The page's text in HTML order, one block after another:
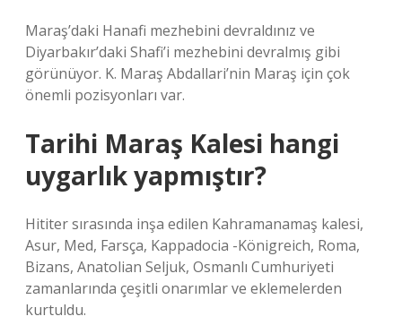
Maraş’daki Hanafi mezhebini devraldınız ve
Diyarbakır’daki Shafi’i mezhebini devralmış gibi
görünüyor. K. Maraş Abdallari’nin Maraş için çok
önemli pozisyonları var.
Tarihi Maraş Kalesi hangi
uygarlık yapmıştır?
Hititer sırasında inşa edilen Kahramanamaş kalesi,
Asur, Med, Farsça, Kappadocia -Königreich, Roma,
Bizans, Anatolian Seljuk, Osmanlı Cumhuriyeti
zamanlarında çeşitli onarımlar ve eklemelerden
kurtuldu.